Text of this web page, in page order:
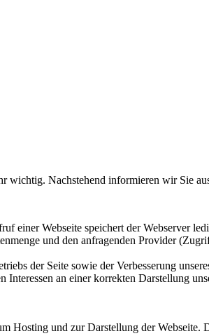
wichtig. Nachstehend informieren wir Sie
einer Webseite speichert der Webserver
und den anfragenden Provider
der Seite sowie der Verbesserung
an einer korrekten Darstellung
und zur Darstellung der Webseite.